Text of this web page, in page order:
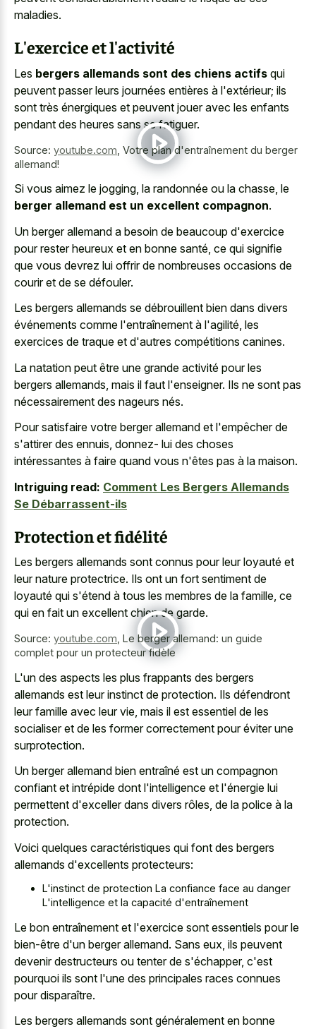
maladies.
L'exercice et l'activité
Les bergers allemands sont des chiens actifs qui
peuvent passer leurs journées entières à l'extérieur; ils
sont très énergiques et peuvent jouer avec les enfants
pendant des heures sans se fatiguer.
Source: youtube.com Votre plan d'entraînement du berger
allemand!
Si vous aimez le jogging, la randonnée ou la chasse, le
berger allemand est un excellent compagnon.
Un berger allemand a besoin de beaucoup d'exercice
pour rester heureux et en bonne santé, ce qui signifie
que vous devrez lui offrir de nombreuses occasions de
courir et de se défouler.
Les bergers allemands se débrouillent bien dans divers
événements comme l'entraînement à l'agilité, les
exercices de traque et d'autres compétitions canines.
La natation peut être une grande activité pour les
bergers allemands, mais il faut l'enseigner. Ils ne sont pas
nécessairement des nageurs nés.
Pour satisfaire votre berger allemand et l'empêcher de
s'attirer des ennuis, donnez- lui des choses
intéressantes à faire quand vous n'êtes pas à la maison.
Intriguing read: Comment Les Bergers Allemands
Se Débarrassent-ils
Protection et fidélité
Les bergers allemands sont connus pour leur loyauté et
leur nature protectrice. Ils ont un fort sentiment de
loyauté qui s'étend à tous les membres de la famille, ce
qui en fait un excellent chien de garde.
Source: youtube.com Le berger allemand: un guide
complet pour un protecteur fidèle
L'un des aspects les plus frappants des bergers
allemands est leur instinct de protection. Ils défendront
leur famille avec leur vie, mais il est essentiel de les
socialiser et de les former correctement pour éviter une
surprotection.
Un berger allemand bien entraîné est un compagnon
confiant et intrépide dont l'intelligence et l'énergie lui
permettent d'exceller dans divers rôles, de la police à la
protection.
Voici quelques caractéristiques qui font des bergers
allemands d'excellents protecteurs:
L'instinct de protection La confiance face au danger
L'intelligence et la capacité d'entraînement
Le bon entraînement et l'exercice sont essentiels pour le
bien-être d'un berger allemand. Sans eux, ils peuvent
devenir destructeurs ou tenter de s'échapper, c'est
pourquoi ils sont l'une des principales races connues
pour disparaître.
Les bergers allemands sont généralement en bonne